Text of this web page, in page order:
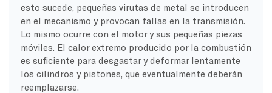
esto sucede, pequeñas virutas de metal se introducen
en el mecanismo y provocan fallas en la transmisión.
Lo mismo ocurre con el motor y sus pequeñas piezas
móviles. El calor extremo producido por la combustión
es suficiente para desgastar y deformar lentamente
los cilindros y pistones, que eventualmente deberán
reemplazarse.